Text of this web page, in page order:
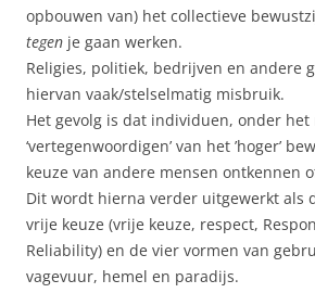
opbouwen van) het collectieve
tegen je gaan werken.
Religies, politiek, bedrijven en andere
hiervan vaak/stelselmatig misbruik.
Het gevolg is dat individuen, onder het
‘vertegenwoordigen’ van het ’hoger’
keuze van andere mensen ontkennen
Dit wordt hierna verder uitgewerkt als
vrije keuze (vrije keuze, respect,
Reliability) en de vier vormen van
vagevuur, hemel en paradijs.